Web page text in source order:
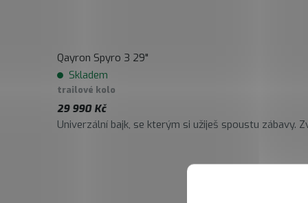
Qayron Spyro 3 29"
Skladem
trailové kolo
29 990 Kč
Univerzální bajk, se kterým si užiješ spoustu zábavy.